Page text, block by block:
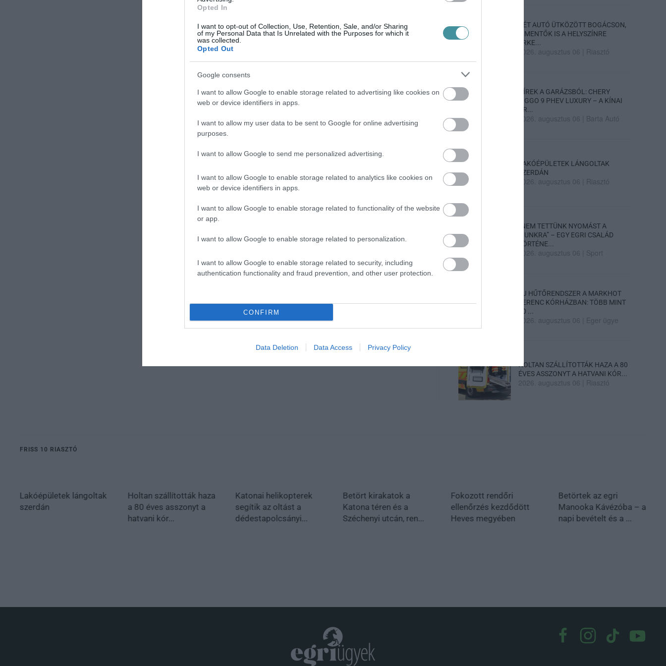
Opted In
I want to opt-out of Collection, Use, Retention, Sale, and/or Sharing
of my Personal Data that Is Unrelated with the Purposes for which it
was collected.
Opted Out
Google consents
I want to allow Google to enable storage related to advertising like cookies on
web or device identifiers in apps.
I want to allow my user data to be sent to Google for online advertising
purposes.
I want to allow Google to send me personalized advertising.
I want to allow Google to enable storage related to analytics like cookies on
web or device identifiers in apps.
I want to allow Google to enable storage related to functionality of the website
or app.
I want to allow Google to enable storage related to personalization.
I want to allow Google to enable storage related to security, including
authentication functionality and fraud prevention, and other user protection.
CONFIRM
Data Deletion Data Access Privacy Policy
KÉT AUTÓ ÜTKÖZÖTT BOGÁCSON,
A MENTŐK IS A HELYSZÍNRE
ÉRKE...
2026. augusztus 06 Riasztó
HÍREK A GARÁZSBÓL: CHERY
TIGGO 9 PHEV LUXURY – A KÍNAI
PR...
2026. augusztus 06 Barta Autó
LAKÓÉPÜLETEK LÁNGOLTAK
SZERDÁN
2026. augusztus 06 Riasztó
„NEM TETTÜNK NYOMÁST A
FIUNKRA” – EGY EGRI CSALÁD
TÖRTÉNE...
2026. augusztus 06 Sport
ÚJ HŰTŐRENDSZER A MARKHOT
FERENC KÓRHÁZBAN: TÖBB MINT
70 ...
2026. augusztus 06 Eger ügye
HOLTAN SZÁLLÍTOTTÁK HAZA A 80
ÉVES ASSZONYT A HATVANI KÓR...
2026. augusztus 06 Riasztó
FRISS 10 RIASZTÓ
Lakóépületek lángoltak
szerdán
Holtan szállították haza
a 80 éves asszonyt a
hatvani kór...
Katonai helikopterek
segítik az oltást a
dédestapolcsányi...
Betört kirakatok a
Katona téren és a
Széchenyi utcán, ren...
Fokozott rendőri
ellenőrzés kezdődött
Heves megyében
Betörtek az egri
Manooka Kávézóba – a
napi bevételt és a ...